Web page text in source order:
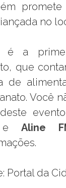
no
é a
que
de
Você
Aline
Portal da